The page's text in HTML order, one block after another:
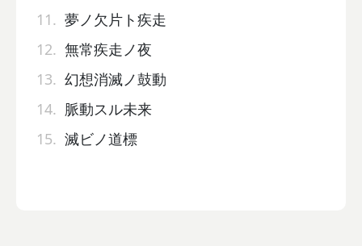
11. 夢ノ欠片ト疾走
12. 無常疾走ノ夜
13. 幻想消滅ノ鼓動
14. 脈動スル未来
15. 滅ビノ道標